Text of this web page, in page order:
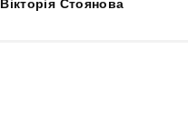
Вікторія Стоянова